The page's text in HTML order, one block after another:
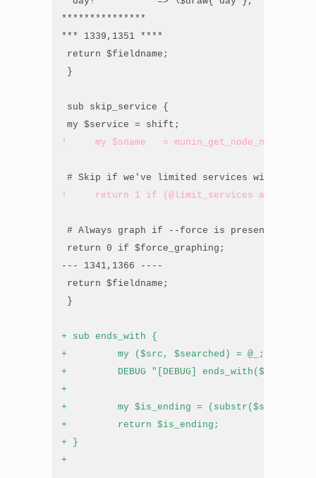
***************
*** 1339,1351 ****
return $fieldname;
}
sub skip_service {
!     my $sname   =
!     return 1 if (@limit_services and !grep
# Always graph if --force is present
return 0 if $force_graphing;
--- 1341,1366 ----
return $fieldname;
}
+ sub ends_with {
+         my ($src, $searched) = @_;
+         DEBUG "[DEBUG] ends_with($src,
+
+         my $is_ending = (substr($src, -
+         return $is_ending;
+ }
+